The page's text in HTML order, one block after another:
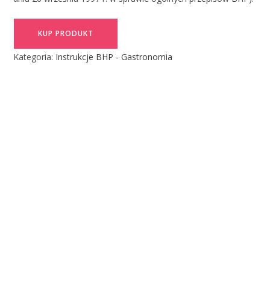
KUP PRODUKT
Kategoria: Instrukcje BHP - Gastronomia